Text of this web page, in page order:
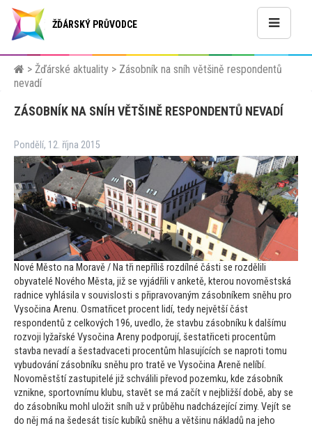
ŽĎÁRSKÝ PRŮVODCE
> Žďárské aktuality > Zásobník na sníh většině respondentů
nevadí
ZÁSOBNÍK NA SNÍH VĚTŠINĚ RESPONDENTŮ NEVADÍ
Pondělí, 12. října 2015
Nové Město na Moravě / Na tři nepříliš rozdílné části se rozdělili
obyvatelé Nového Města, již se vyjádřili v anketě, kterou novoměstská
radnice vyhlásila v souvislosti s připravovaným zásobníkem sněhu pro
Vysočina Arenu. Osmatřicet procent lidí, tedy největší část
respondentů z celkových 196, uvedlo, že stavbu zásobníku k dalšímu
rozvoji lyžařské Vysočina Areny podporují, šestatřiceti procentům
stavba nevadí a šestadvaceti procentům hlasujících se naproti tomu
vybudování zásobníku sněhu pro tratě ve Vysočina Areně nelíbí.
Novoměstští zastupitelé již schválili převod pozemku, kde zásobník
vznikne, sportovnímu klubu, stavět se má začít v nejbližší době, aby se
do zásobníku mohl uložit sníh už v průběhu nadcházející zimy. Vejít se
do něj má na šedesát tisíc kubíků sněhu a většinu nákladů na jeho